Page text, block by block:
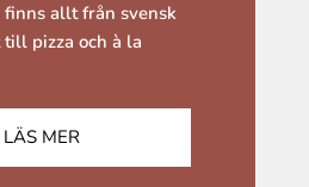
finns allt från svensk
till pizza och à la
LÄS MER